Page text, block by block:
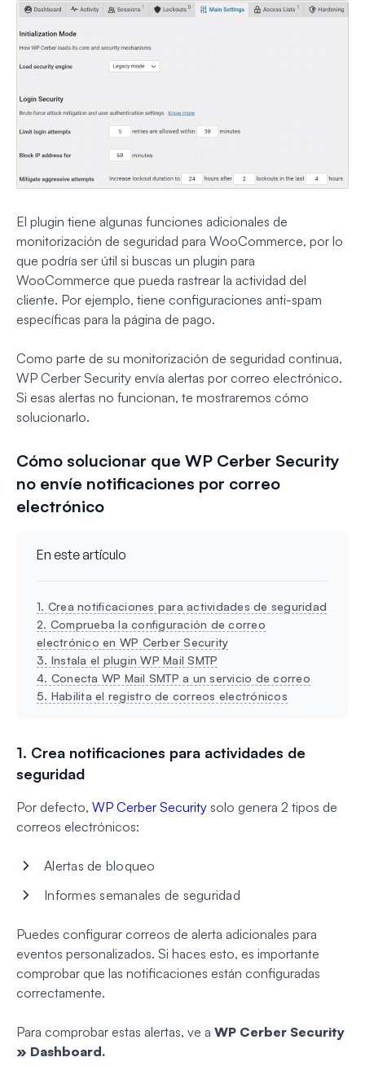
El plugin tiene algunas funciones adicionales de
monitorización de seguridad para WooCommerce, por lo
que podría ser útil si buscas un plugin para
WooCommerce que pueda rastrear la actividad del
cliente. Por ejemplo, tiene configuraciones anti-spam
específicas para la página de pago.
Como parte de su monitorización de seguridad continua,
WP Cerber Security envía alertas por correo electrónico.
Si esas alertas no funcionan, te mostraremos cómo
solucionarlo.
Cómo solucionar que WP Cerber Security
no envíe notificaciones por correo
electrónico
En este artículo
1. Crea notificaciones para actividades de seguridad
2. Comprueba la configuración de correo
electrónico en WP Cerber Security
3. Instala el plugin WP Mail SMTP
4. Conecta WP Mail SMTP a un servicio de correo
5. Habilita el registro de correos electrónicos
1. Crea notificaciones para actividades de
seguridad
Por defecto, WP Cerber Security solo genera 2 tipos de
correos electrónicos:
Alertas de bloqueo
Informes semanales de seguridad
Puedes configurar correos de alerta adicionales para
eventos personalizados. Si haces esto, es importante
comprobar que las notificaciones están configuradas
correctamente.
Para comprobar estas alertas, ve a WP Cerber Security
» Dashboard.